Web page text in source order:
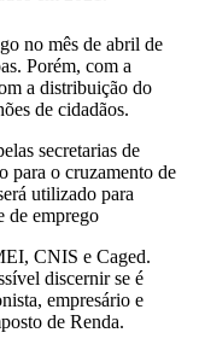
no mês de abril de
Porém, com a
a distribuição do
de cidadãos.
secretarias de
para o cruzamento de
utilizado para
de emprego
CNIS e Caged.
discernir se é
empresário e
de Renda.